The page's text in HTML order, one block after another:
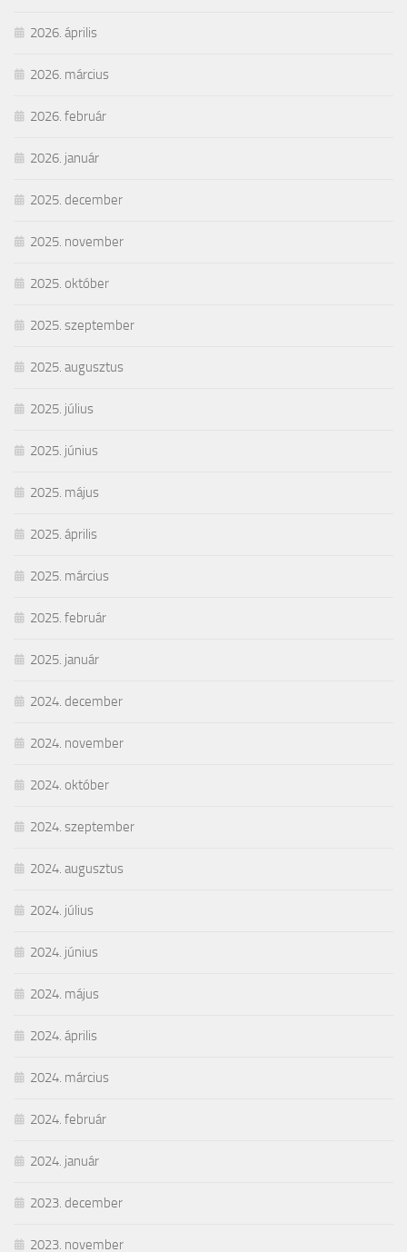
2026. április
2026. március
2026. február
2026. január
2025. december
2025. november
2025. október
2025. szeptember
2025. augusztus
2025. július
2025. június
2025. május
2025. április
2025. március
2025. február
2025. január
2024. december
2024. november
2024. október
2024. szeptember
2024. augusztus
2024. július
2024. június
2024. május
2024. április
2024. március
2024. február
2024. január
2023. december
2023. november